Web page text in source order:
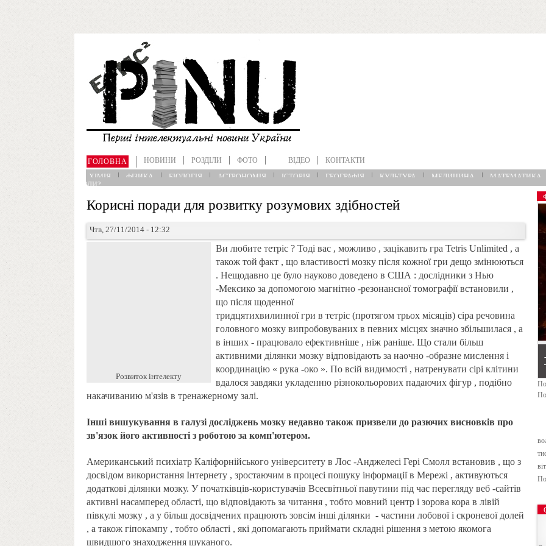
Перейти до основного матеріалу
ГОЛОВНА НОВИНИ
РОЗДІЛИ
ХІМІЯ
ФІЗИКА БІОЛОГІЯ АСТРОНОМІЯ ІСТОРІЯ ГЕОГРАФІЯ КУЛЬТУРА МЕДИЦИНА МАТЕМАТИКА
ЩО?ДЕ?КОЛИ?
ФОТО ВІДЕО КОНТАКТИ
Корисні поради для розвитку розумових здібностей
Чтв, 27/11/2014 - 12:32
Розвиток інтелекту
Ви любите тетріс ? Тоді вас , можливо , зацікавить гра Tetris Unlimited , а
також той факт , що властивості мозку після кожної гри дещо змінюються
. Нещодавно це було науково доведено в США : дослідники з Нью
-Мексико за допомогою магнітно -резонансної томографії встановили ,
що після щоденної
тридцятихвилинної гри в тетріс (протягом трьох місяців) сіра речовина
головного мозку випробовуваних в певних місцях значно збільшилася , а
в інших - працювало ефективніше , ніж раніше. Що стали більш
активними ділянки мозку відповідають за наочно -образне мислення і
координацію « рука -око ». По всій видимості , натренувати сірі клітини
вдалося завдяки укладенню різнокольорових падаючих фігур , подібно
накачиванию м'язів в тренажерному залі.
Інші вишукування в галузі досліджень мозку недавно також призвели до разючих висновків про
зв'язок його активності з роботою за комп'ютером.
Американський психіатр Каліфорнійського університету в Лос -Анджелесі Гері Смолл встановив , що з
досвідом використання Інтернету , зростаючим в процесі пошуку інформації в Мережі , активуються
додаткові ділянки мозку. У початківців-користувачів Всесвітньої павутини під час перегляду веб -сайтів
активні насамперед області, що відповідають за читання , тобто мовний центр і зорова кора в лівій
півкулі мозку , а у більш досвідчених працюють зовсім інші ділянки - частини лобової і скроневої долей
, а також гіпокампу , тобто області , які допомагають приймати складні рішення з метою якомога
швидшого знаходження шуканого.